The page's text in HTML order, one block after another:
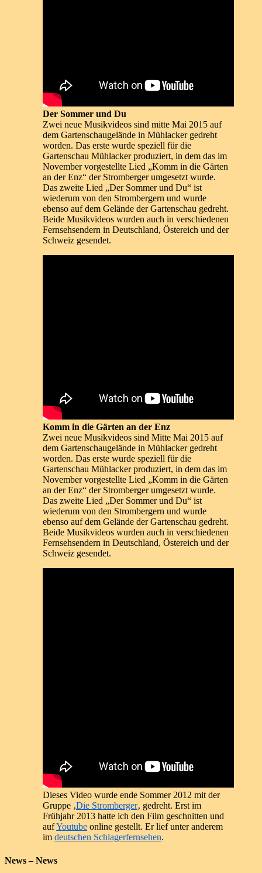
Der Sommer und Du
Zwei neue Musikvideos sind mitte Mai 2015 auf
dem Gartenschaugelände in Mühlacker gedreht
worden. Das erste wurde speziell für die
Gartenschau Mühlacker produziert, in dem das im
November vorgestellte Lied „Komm in die Gärten
an der Enz“ der Stromberger umgesetzt wurde.
Das zweite Lied „Der Sommer und Du“ ist
wiederum von den Strombergern und wurde
ebenso auf dem Gelände der Gartenschau gedreht.
Beide Musikvideos wurden auch in verschiedenen
Fernsehsendern in Deutschland, Östereich und der
Schweiz gesendet.
Komm in die Gärten an der Enz
Zwei neue Musikvideos sind Mitte Mai 2015 auf
dem Gartenschaugelände in Mühlacker gedreht
worden. Das erste wurde speziell für die
Gartenschau Mühlacker produziert, in dem das im
November vorgestellte Lied „Komm in die Gärten
an der Enz“ der Stromberger umgesetzt wurde.
Das zweite Lied „Der Sommer und Du“ ist
wiederum von den Strombergern und wurde
ebenso auf dem Gelände der Gartenschau gedreht.
Beide Musikvideos wurden auch in verschiedenen
Fernsehsendern in Deutschland, Östereich und der
Schweiz gesendet.
Dieses Video wurde ende Sommer 2012 mit der
Gruppe ‚Die Stromberger‚ gedreht. Erst im
Frühjahr 2013 hatte ich den Film geschnitten und
aufYoutube online gestellt. Er lief unter anderem
im deutschen Schlagerfernsehen.
News – News